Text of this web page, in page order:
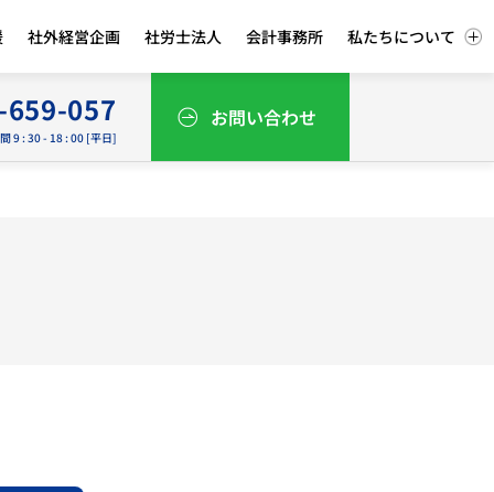
社外経営企画 社労士法人 会計事務所 私たちについて
057
9 : 30 - 18 : 00 [平日]
お問い合わせ